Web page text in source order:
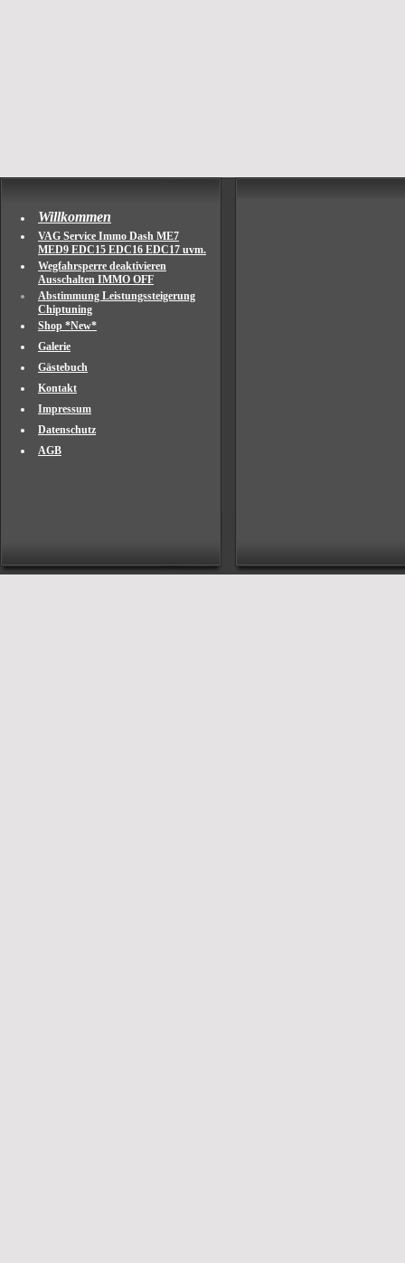
Willkommen
VAG Service Immo Dash ME7
MED9 EDC15 EDC16 EDC17 uvm.
Wegfahrsperre deaktivieren
Ausschalten IMMO OFF
Abstimmung Leistungssteigerung
Chiptuning
Shop *New*
Galerie
Gästebuch
Kontakt
Impressum
Datenschutz
AGB